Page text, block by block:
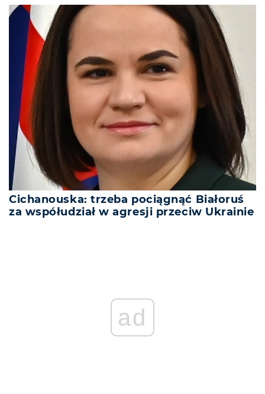
Cichanouska: trzeba pociągnąć Białoruś
za współudział w agresji przeciw Ukrainie
ad